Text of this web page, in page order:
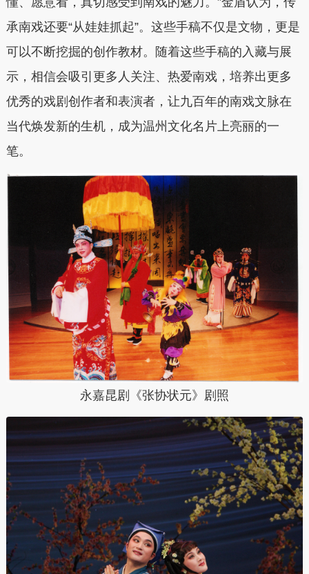
承南戏还要“从娃娃抓起”。这些手稿不仅是文物，更是
可以不断挖掘的创作教材。随着这些手稿的入藏与展
示，相信会吸引更多人关注、热爱南戏，培养出更多
优秀的戏剧创作者和表演者，让九百年的南戏文脉在
当代焕发新的生机，成为温州文化名片上亮丽的一
笔。
永嘉昆剧《张协状元》剧照